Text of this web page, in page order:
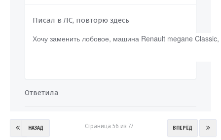
Писал в ЛС, повторю здесь
Хочу заменить лобовое, машина Renault megane Classic,
Ответила
НАЗАД ВПЕРЁД
Страница 56 из 77